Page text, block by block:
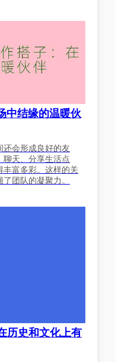
中结缘的温暖伙
还会形成良好的友
聊天、分享生活点
丰富多彩。这样的关
团队的凝聚力。
历史和文化上有